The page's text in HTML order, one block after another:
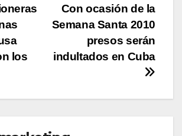
Con ocasión de la
Semana Santa 2010
presos serán
indultados en Cuba
los